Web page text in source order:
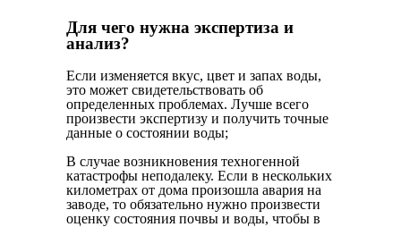
Для чего нужна экспертиза и
анализ?
Если изменяется вкус, цвет и запах воды,
это может свидетельствовать об
определенных проблемах. Лучше всего
произвести экспертизу и получить точные
данные о состоянии воды;
В случае возникновения техногенной
катастрофы неподалеку. Если в нескольких
километрах от дома произошла авария на
заводе, то обязательно нужно произвести
оценку состояния почвы и воды, чтобы в